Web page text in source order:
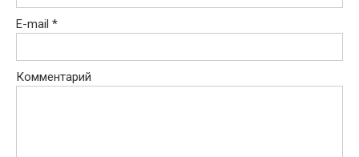
E-mail *
Комментарий